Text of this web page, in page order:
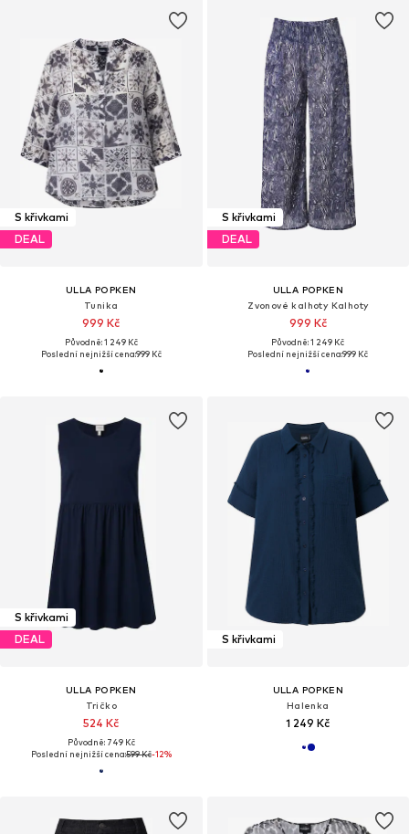
S křivkami
DEAL
ULLA POPKEN
Tunika
999 Kč
Původně: 1 249 Kč
Poslední nejnižší cena:999 Kč
S křivkami
DEAL
ULLA POPKEN
Zvonové kalhoty Kalhoty
999 Kč
Původně: 1 249 Kč
Poslední nejnižší cena:999 Kč
S křivkami
DEAL
ULLA POPKEN
Tričko
524 Kč
Původně: 749 Kč
Poslední nejnižší cena:599 Kč-12%
S křivkami
ULLA POPKEN
Halenka
1 249 Kč